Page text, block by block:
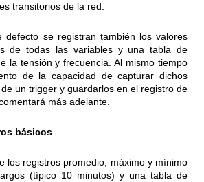
transitorios de la red.
defecto se registran también los valores
de todas las variables y una tabla de
la tensión y frecuencia. Al mismo tiempo
de la capacidad de capturar dichos
un trigger y guardarlos en el registro de
más adelante.
básicos
los registros promedio, máximo y mínimo
(típico 10 minutos) y una tabla de